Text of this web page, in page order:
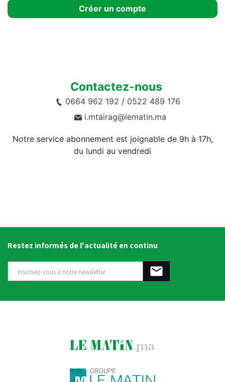
Créer un compte
Contactez-nous
0664 962 192 / 0522 489 176
i.mtairag@lematin.ma
Notre service abonnement est joignable de 9h à 17h,
du lundi au vendredi
Restez informés de l'actualité en continu